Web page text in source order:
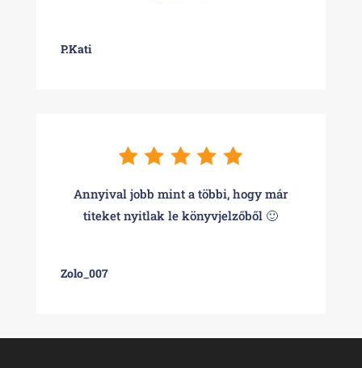
P.Kati
Annyival jobb mint a többi, hogy már
titeket nyitlak le könyvjelzőből 🙂
Zolo_007